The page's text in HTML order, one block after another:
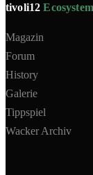
tivoli12Ecosystem
Magazin
Forum
History
Galerie
Tippspiel
Wacker Archiv